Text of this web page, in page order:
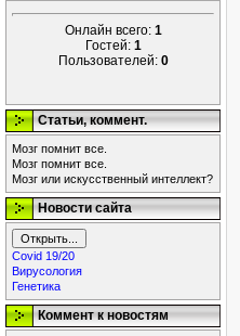
Онлайн всего: 1
Гостей: 1
Пользователей: 0
Статьи, коммент.
Мозг помнит все.
Мозг помнит все.
Мозг или искусственный интеллект?
Новости сайта
Covid 19/20
Вирусология
Генетика
Коммент к новостям